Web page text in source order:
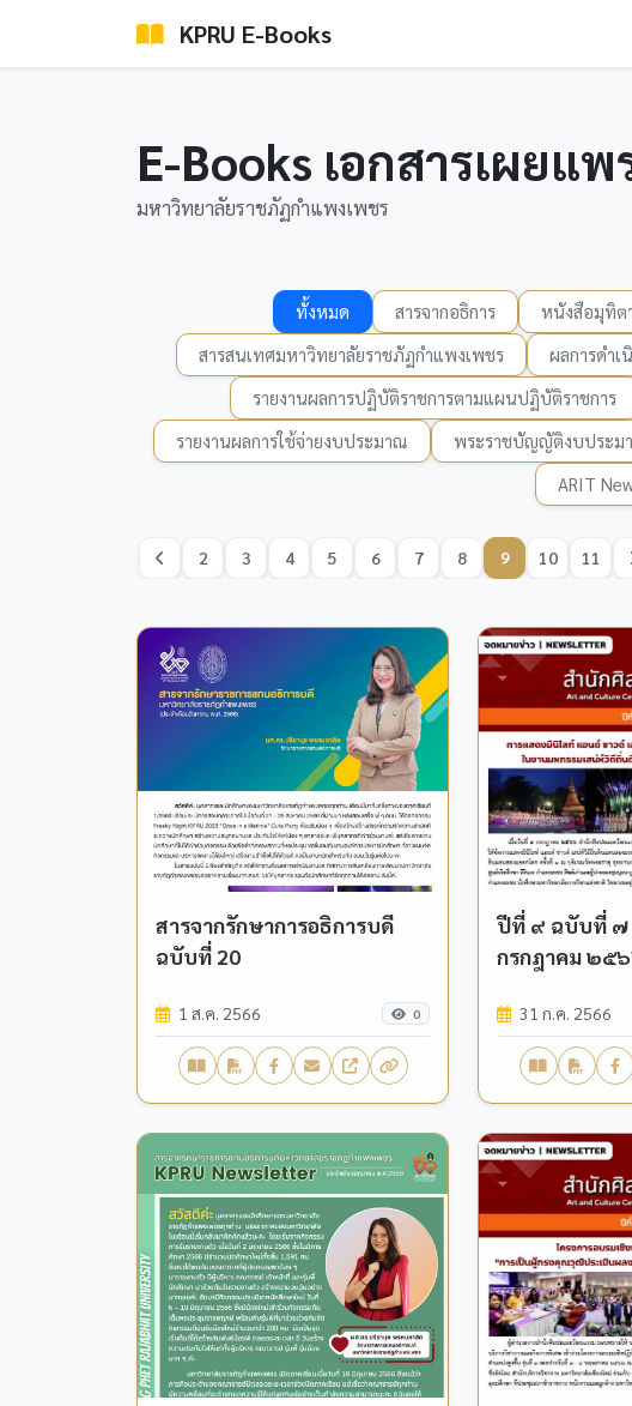
KPRU E-Books
E-Books เอกสารเผยแ
มหาวิทยาลัยราชภัฏกำแพงเพชร
ทั้งหมด สารจากอธิการ หนังสือมุทิต
สารสนเทศมหาวิทยาลัยราชภัฏกำแพงเพชร
ผลการดำ
รายงานผลการปฏิบัติราชการตามแผนปฏิบัติราชการ
รายงานผลการใช้จ่ายงบประมาณ
พระราชบัญญัติงบประม
ARIT
2 3 4 5 6 7 8 9 10 11
สารจากรักษาการอธิการบดี
ฉบับที่ 20
1 ส.ค. 2566 0
ปีที่ ๙ ฉบับที่ ๗
กรกฎาคม ๒๕
31 ก.ค. 2566